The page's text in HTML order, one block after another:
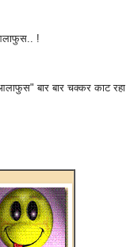
!
बार बार चक्कर काट रहा